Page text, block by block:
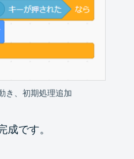
き、初期処理追加
成です。